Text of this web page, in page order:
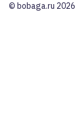
© bobaga.ru 2026